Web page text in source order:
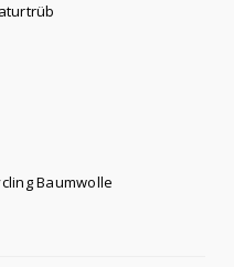
Baumwolle